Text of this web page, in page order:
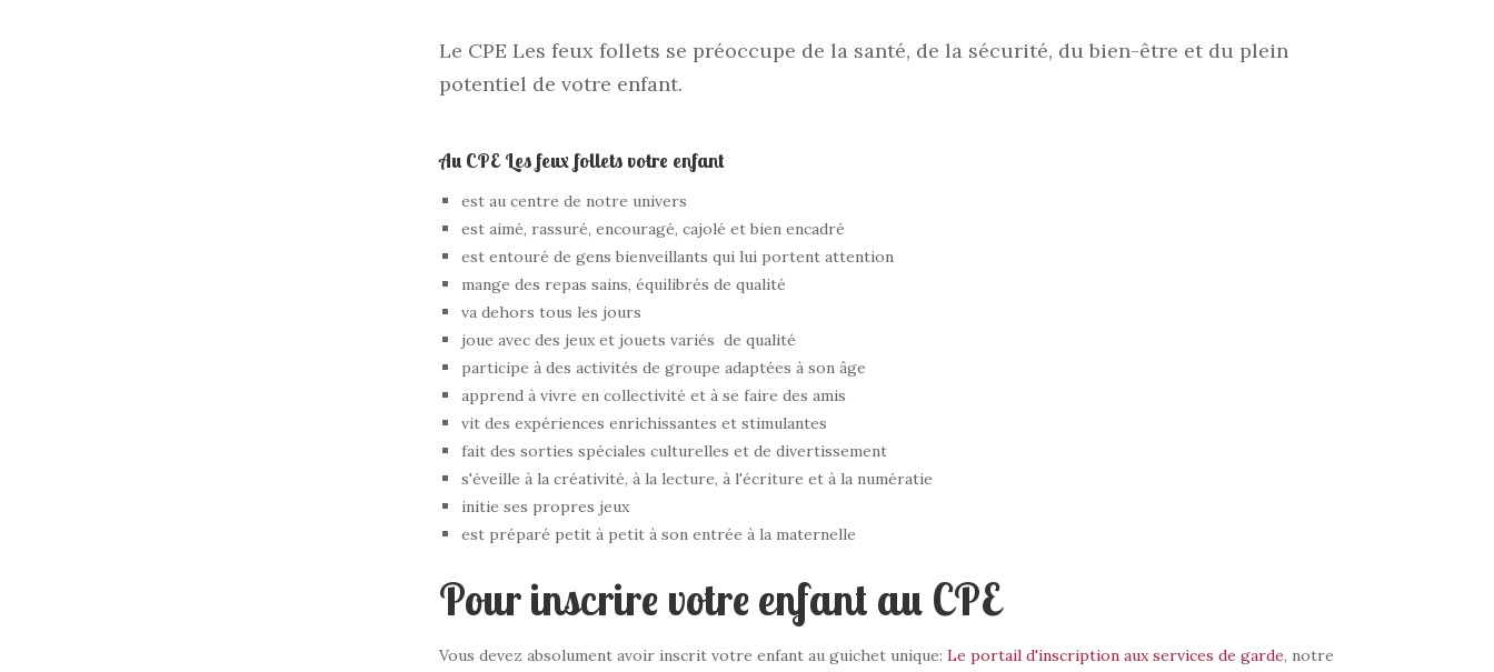
Le CPE Les feux follets se préoccupe de la santé, de la sécurité, du bien-être et du plein
potentiel de votre enfant.
Au CPE Les feux follets votre enfant
est au centre de notre univers
est aimé, rassuré, encouragé, cajolé et bien encadré
est entouré de gens bienveillants qui lui portent attention
mange des repas sains, équilibrés de qualité
va dehors tous les jours
joue avec des jeux et jouets variés de qualité
participe à des activités de groupe adaptées à son âge
apprend à vivre en collectivité et à se faire des amis
vit des expériences enrichissantes et stimulantes
fait des sorties spéciales culturelles et de divertissement
s'éveille à la créativité, à la lecture, à l'écriture et à la numératie
initie ses propres jeux
est préparé petit à petit à son entrée à la maternelle
Pour inscrire votre enfant au CPE
Vous devez absolument avoir inscrit votre enfant au guichet unique: Le portail d'inscription aux services de garde, notre